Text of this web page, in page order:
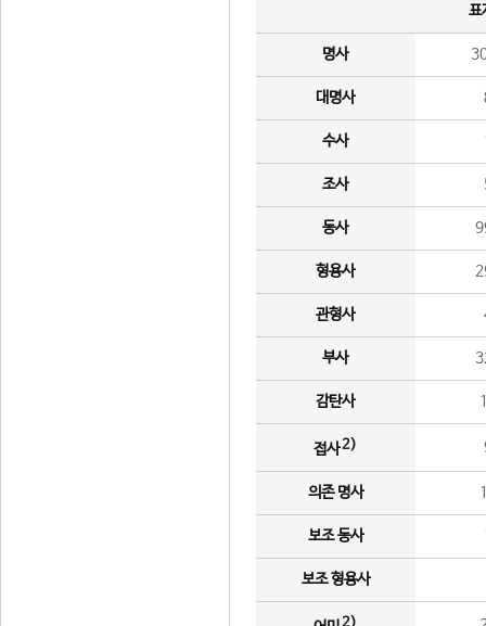
표
명사
대명사
수사
조사
동사
형용사
관형사
부사
감탄사
접사2)
의존 명사
보조 동사
보조 형용사